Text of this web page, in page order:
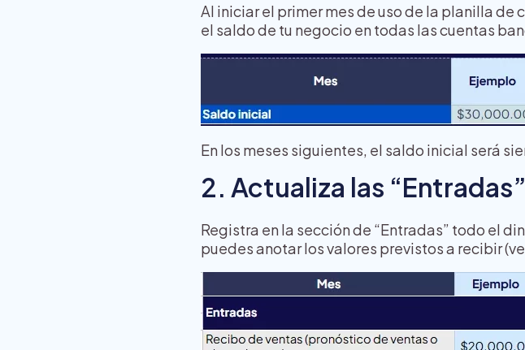
Al iniciar el primer mes de uso de la planilla
el saldo de tu negocio en todas las cuentas
En los meses siguientes, el saldo inicial será
2. Actualiza las “Entradas”
Registra en la sección de “Entradas” todo el
puedes anotar los valores previstos a recibir